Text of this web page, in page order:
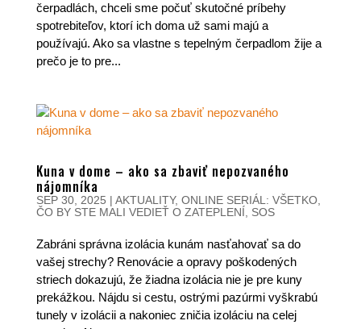
čerpadlách, chceli sme počuť skutočné príbehy
spotrebiteľov, ktorí ich doma už sami majú a
používajú. Ako sa vlastne s tepelným čerpadlom žije a
prečo je to pre...
Kuna v dome – ako sa zbaviť nepozvaného
nájomníka
SEP 30, 2025 | AKTUALITY, ONLINE SERIÁL: VŠETKO,
ČO BY STE MALI VEDIEŤ O ZATEPLENÍ
SOS
Zabráni správna izolácia kunám nasťahovať sa do
vašej strechy? Renovácie a opravy poškodených
striech dokazujú, že žiadna izolácia nie je pre kuny
prekážkou. Nájdu si cestu, ostrými pazúrmi vyškrabú
tunely v izolácii a nakoniec zničia izoláciu na celej